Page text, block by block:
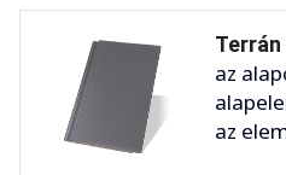
az
az